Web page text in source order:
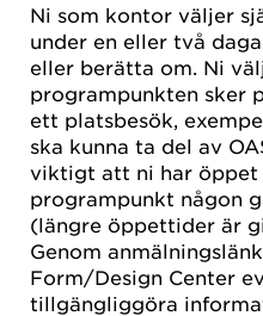
Ni som kontor väljer
under en eller två
eller berätta om. Ni
programpunkten sker
ett platsbesök,
ska kunna ta del av
viktigt att ni har öppet
programpunkt någon
(längre öppettider är
Genom
Form/Design Center
tillgängliggöra